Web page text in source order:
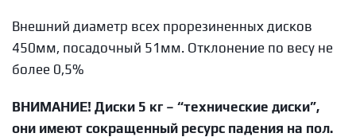
Внешний диаметр всех прорезиненных дисков
450мм, посадочный 51мм. Отклонение по весу не
более 0,5%
ВНИМАНИЕ! Диски 5 кг – “технические диски”,
они имеют сокращенный ресурс падения на пол.